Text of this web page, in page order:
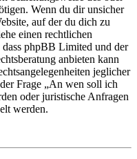
Wenn du dir unsicher
auf der du dich zu
einen rechtlichen
phpBB Limited und der
anbieten kann
jeglicher
Frage „An wen soll ich
oder juristische Anfragen
werden.